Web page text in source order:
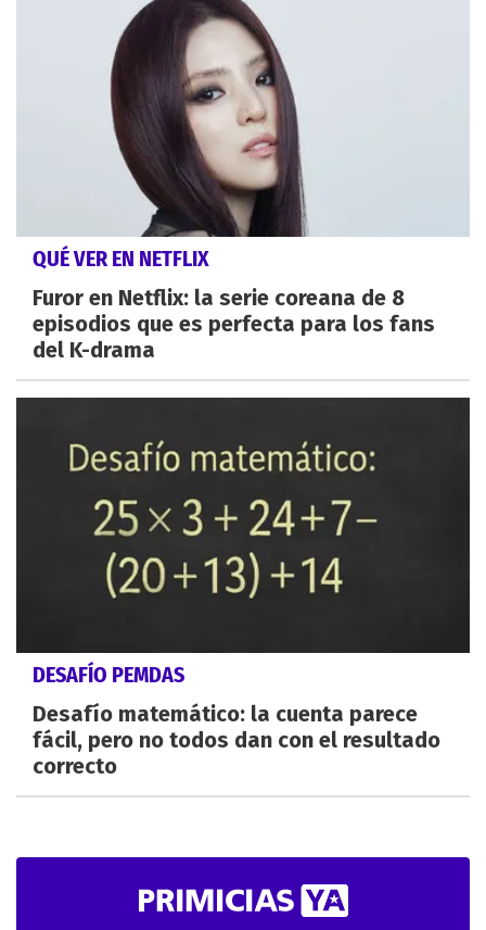
QUÉ VER EN NETFLIX
Furor en Netflix: la serie coreana de 8
episodios que es perfecta para los fans
del K-drama
DESAFÍO PEMDAS
Desafío matemático: la cuenta parece
fácil, pero no todos dan con el resultado
correcto